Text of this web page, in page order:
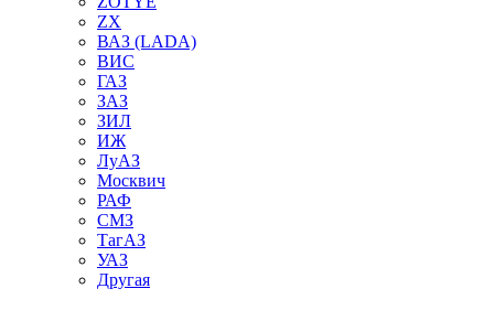
ZX
ВАЗ (LADA)
ВИС
ГАЗ
ЗАЗ
ЗИЛ
ИЖ
ЛуАЗ
Москвич
РАФ
СМЗ
ТагАЗ
УАЗ
Другая